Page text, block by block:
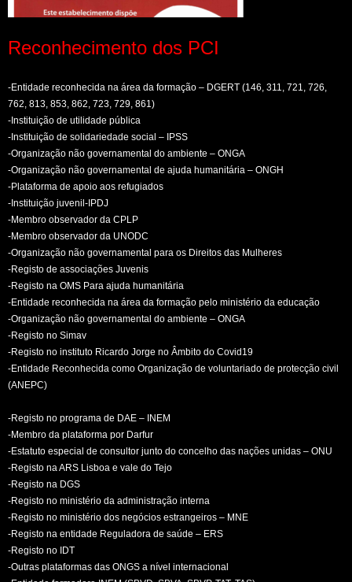
Reconhecimento dos PCI
-Entidade reconhecida na área da formação – DGERT (146, 311, 721, 726,
762, 813, 853, 862, 723, 729, 861)
-Instituição de utilidade pública
-Instituição de solidariedade social – IPSS
-Organização não governamental do ambiente – ONGA
-Organização não governamental de ajuda humanitária – ONGH
-Plataforma de apoio aos refugiados
-Instituição juvenil-IPDJ
-Membro observador da CPLP
-Membro observador da UNODC
-Organização não governamental para os Direitos das Mulheres
-Registo de associações Juvenis
-Registo na OMS Para ajuda humanitária
-Entidade reconhecida na área da formação pelo ministério da educação
-Organização não governamental do ambiente – ONGA
-Registo no Simav
-Registo no instituto Ricardo Jorge no Âmbito do Covid19
-Entidade Reconhecida como Organização de voluntariado de protecção civil
(ANEPC)
-Registo no programa de DAE – INEM
-Membro da plataforma por Darfur
-Estatuto especial de consultor junto do concelho das nações unidas – ONU
-Registo na ARS Lisboa e vale do Tejo
-Registo na DGS
-Registo no ministério da administração interna
-Registo no ministério dos negócios estrangeiros – MNE
-Registo na entidade Reguladora de saúde – ERS
-Registo no IDT
-Outras plataformas das ONGS a nível internacional